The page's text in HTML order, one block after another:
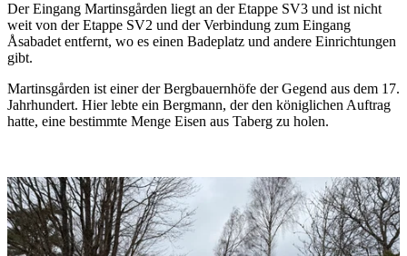
Der Eingang Martinsgården liegt an der Etappe SV3 und ist nicht
weit von der Etappe SV2 und der Verbindung zum Eingang
Åsabadet entfernt, wo es einen Badeplatz und andere Einrichtungen
gibt.
Martinsgården ist einer der Bergbauernhöfe der Gegend aus dem 17.
Jahrhundert. Hier lebte ein Bergmann, der den königlichen Auftrag
hatte, eine bestimmte Menge Eisen aus Taberg zu holen.
Bildergalerie